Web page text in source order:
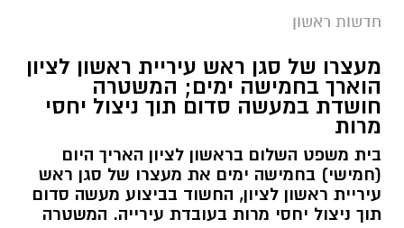
צילומים: משרד הבריאות
משרד הבריאות פרסם אזהרה לציבור מפני שימוש
במוצרי שיער נוספים שנתפסו במסגרת מבצע
פיקוח שנערך בתשעה סניפי רשת "מרכז
ההחלקות".
האזהרה מתפרסמת לאחר שבדיקות מעבדה
חדשות ראשון
מעצרו של סגן ראש עיריית ראשון לציון
הוארך בחמישה ימים; המשטרה
חושדת במעשה סדום תוך ניצול יחסי
מרות
בית משפט השלום בראשון לציון האריך היום
(חמישי) בחמישה ימים את מעצרו של סגן ראש
עיריית ראשון לציון, החשוד בביצוע מעשה סדום
תוך ניצול יחסי מרות בעובדת עירייה. המשטרה